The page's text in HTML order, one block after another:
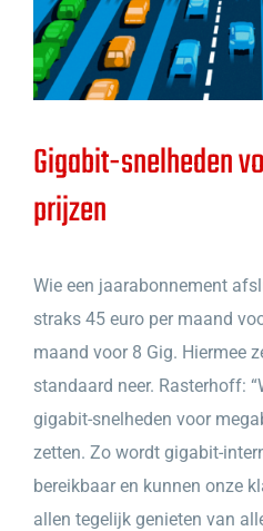
Gigabit-snelheden
prijzen
Wie een jaarabonnement
straks 45 euro per maand
maand voor 8 Gig. Hiermee
standaard neer. Rasterhoff:
gigabit-snelheden voor
zetten. Zo wordt gigabit-
bereikbaar en kunnen onze
allen tegelijk genieten van